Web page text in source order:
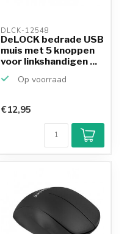
DLCK-12548
DeLOCK bedrade USB
muis met 5 knoppen
voor linkshandigen ...
Op voorraad
€12,95